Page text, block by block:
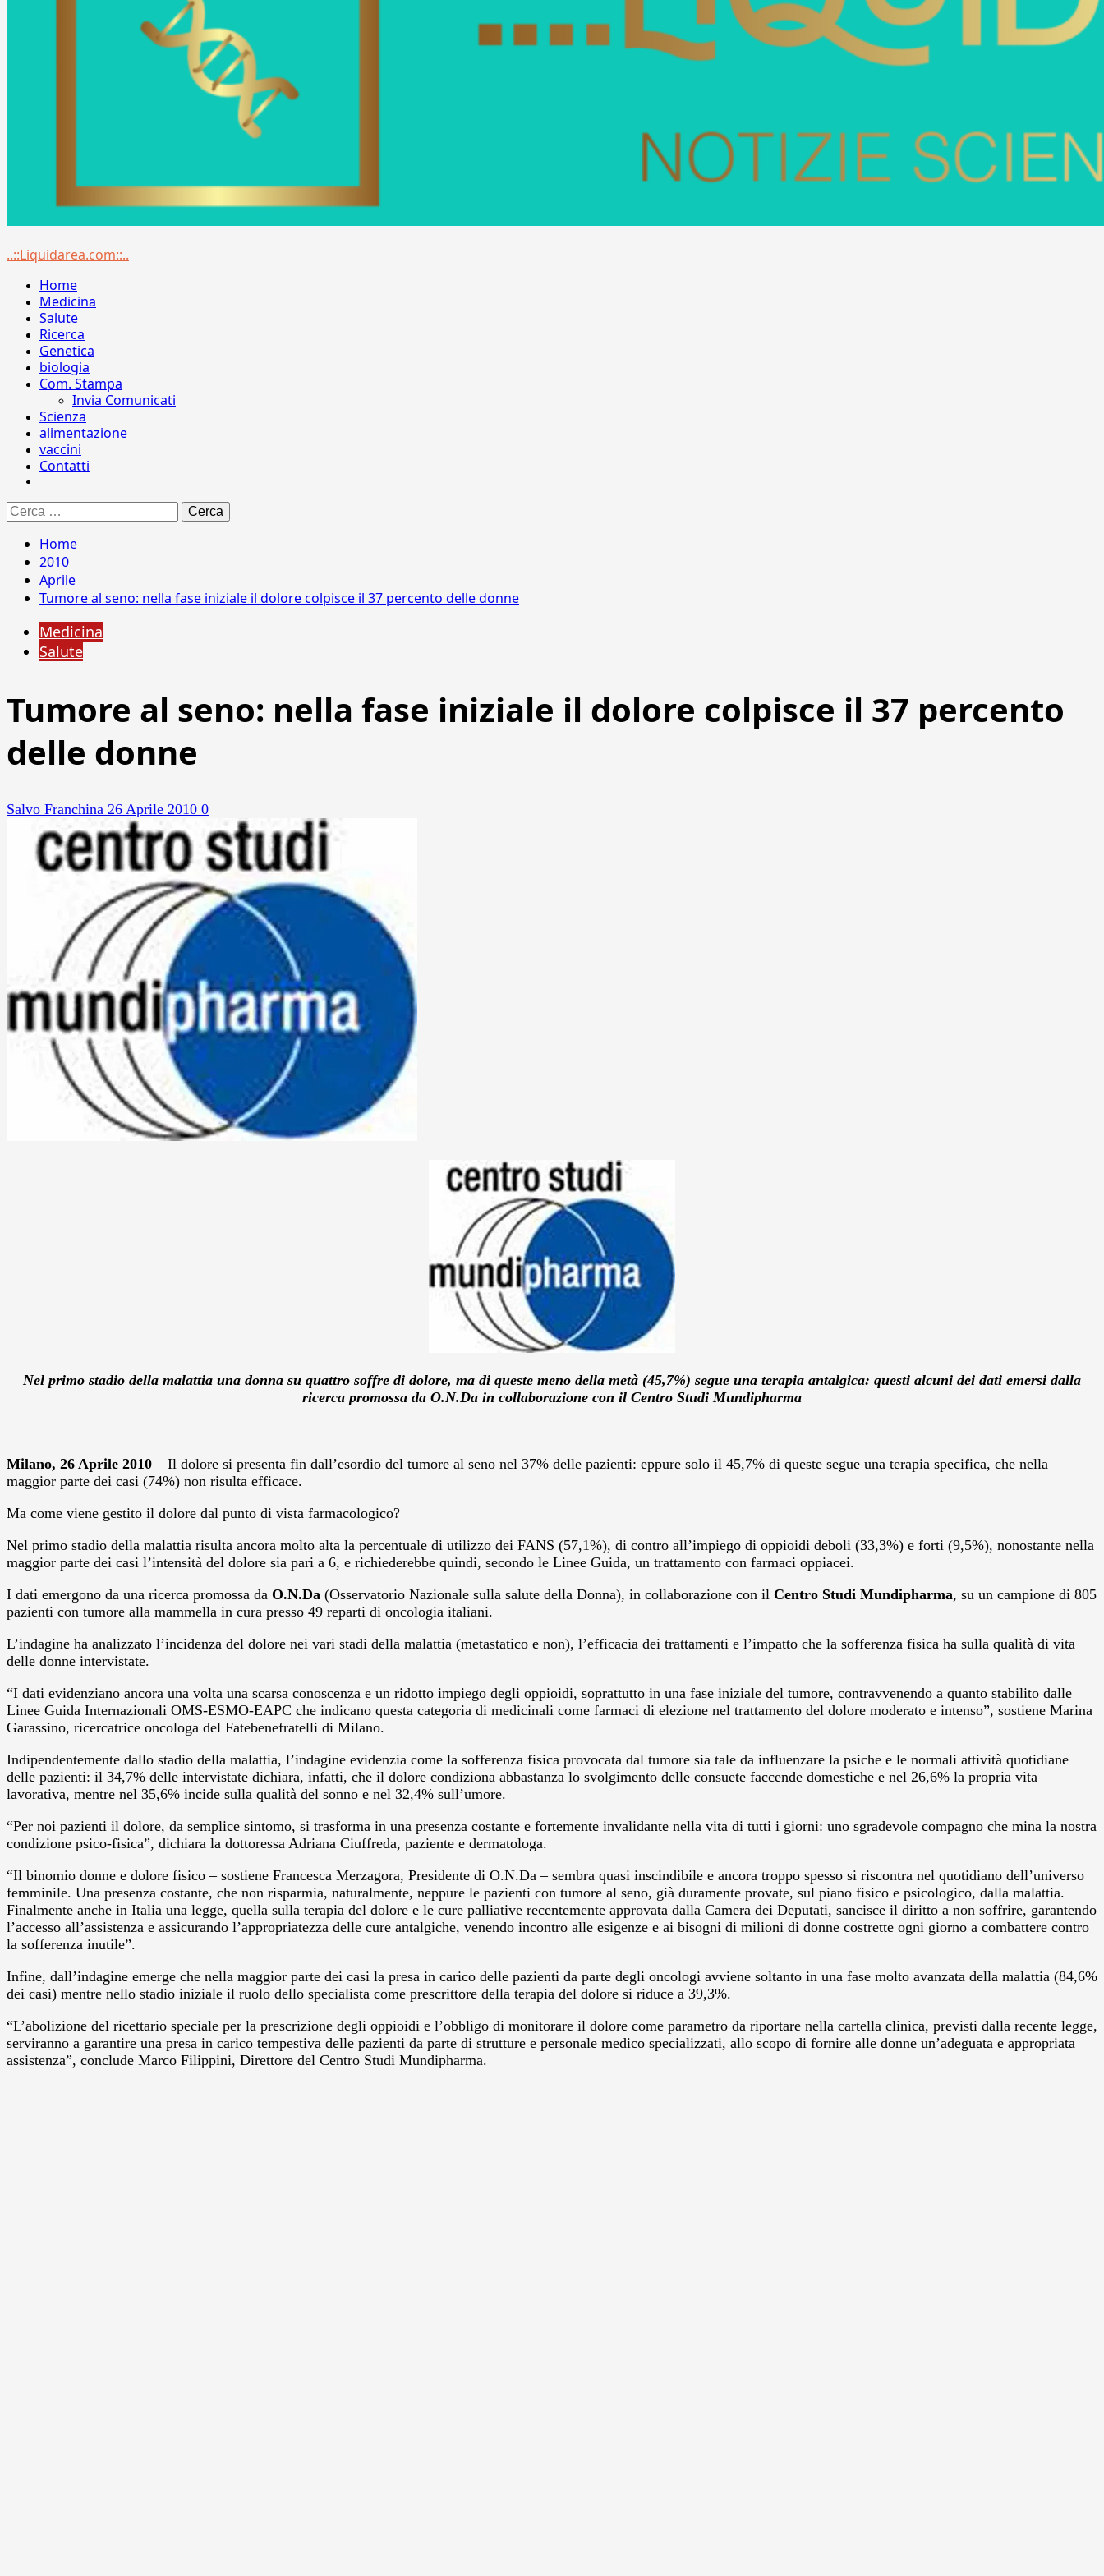
Menu
..::Liquidarea.com::..
Home
Medicina
Salute
Ricerca
Genetica
biologia
Com. Stampa
Invia Comunicati
Scienza
alimentazione
vaccini
Contatti
Ricerca
per:
Home
2010
Aprile
Tumore al seno: nella fase iniziale il dolore colpisce il 37 percento delle donne
Medicina
Salute
Tumore al seno: nella fase iniziale il dolore colpisce il 37 percento
delle donne
Salvo Franchina 26 Aprile 2010 0
Nel primo stadio della malattia una donna su quattro soffre di dolore, ma di queste meno della metà (45,7%) segue una terapia antalgica: questi alcuni dei dati emersi dalla
ricerca promossa da O.N.Da in collaborazione con il Centro Studi Mundipharma
Milano, 26 Aprile 2010 – Il dolore si presenta fin dall’esordio del tumore al seno nel 37% delle pazienti: eppure solo il 45,7% di queste segue una terapia specifica, che nella
maggior parte dei casi (74%) non risulta efficace.
Ma come viene gestito il dolore dal punto di vista farmacologico?
Nel primo stadio della malattia risulta ancora molto alta la percentuale di utilizzo dei FANS (57,1%), di contro all’impiego di oppioidi deboli (33,3%) e forti (9,5%), nonostante nella
maggior parte dei casi l’intensità del dolore sia pari a 6, e richiederebbe quindi, secondo le Linee Guida, un trattamento con farmaci oppiacei.
I dati emergono da una ricerca promossa da O.N.Da (Osservatorio Nazionale sulla salute della Donna), in collaborazione con il Centro Studi Mundipharma, su un campione di 805
pazienti con tumore alla mammella in cura presso 49 reparti di oncologia italiani.
L’indagine ha analizzato l’incidenza del dolore nei vari stadi della malattia (metastatico e non), l’efficacia dei trattamenti e l’impatto che la sofferenza fisica ha sulla qualità di vita
delle donne intervistate.
“I dati evidenziano ancora una volta una scarsa conoscenza e un ridotto impiego degli oppioidi, soprattutto in una fase iniziale del tumore, contravvenendo a quanto stabilito dalle
Linee Guida Internazionali OMS-ESMO-EAPC che indicano questa categoria di medicinali come farmaci di elezione nel trattamento del dolore moderato e intenso”, sostiene Marina
Garassino, ricercatrice oncologa del Fatebenefratelli di Milano.
Indipendentemente dallo stadio della malattia, l’indagine evidenzia come la sofferenza fisica provocata dal tumore sia tale da influenzare la psiche e le normali attività quotidiane
delle pazienti: il 34,7% delle intervistate dichiara, infatti, che il dolore condiziona abbastanza lo svolgimento delle consuete faccende domestiche e nel 26,6% la propria vita
lavorativa, mentre nel 35,6% incide sulla qualità del sonno e nel 32,4% sull’umore.
“Per noi pazienti il dolore, da semplice sintomo, si trasforma in una presenza costante e fortemente invalidante nella vita di tutti i giorni: uno sgradevole compagno che mina la nostra
condizione psico-fisica”, dichiara la dottoressa Adriana Ciuffreda, paziente e dermatologa.
“Il binomio donne e dolore fisico – sostiene Francesca Merzagora, Presidente di O.N.Da – sembra quasi inscindibile e ancora troppo spesso si riscontra nel quotidiano dell’universo
femminile. Una presenza costante, che non risparmia, naturalmente, neppure le pazienti con tumore al seno, già duramente provate, sul piano fisico e psicologico, dalla malattia.
Finalmente anche in Italia una legge, quella sulla terapia del dolore e le cure palliative recentemente approvata dalla Camera dei Deputati, sancisce il diritto a non soffrire, garantendo
l’accesso all’assistenza e assicurando l’appropriatezza delle cure antalgiche, venendo incontro alle esigenze e ai bisogni di milioni di donne costrette ogni giorno a combattere contro
la sofferenza inutile”.
Infine, dall’indagine emerge che nella maggior parte dei casi la presa in carico delle pazienti da parte degli oncologi avviene soltanto in una fase molto avanzata della malattia (84,6%
dei casi) mentre nello stadio iniziale il ruolo dello specialista come prescrittore della terapia del dolore si riduce a 39,3%.
“L’abolizione del ricettario speciale per la prescrizione degli oppioidi e l’obbligo di monitorare il dolore come parametro da riportare nella cartella clinica, previsti dalla recente legge,
serviranno a garantire una presa in carico tempestiva delle pazienti da parte di strutture e personale medico specializzati, allo scopo di fornire alle donne un’adeguata e appropriata
assistenza”, conclude Marco Filippini, Direttore del Centro Studi Mundipharma.